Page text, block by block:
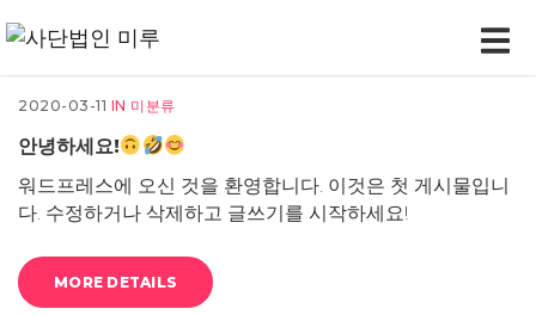
2020-03-11 IN 미분류
안녕하세요!
워드프레스에 오신 것을 환영합니다. 이것은 첫 게시물입니
다. 수정하거나 삭제하고 글쓰기를 시작하세요!
MORE DETAILS